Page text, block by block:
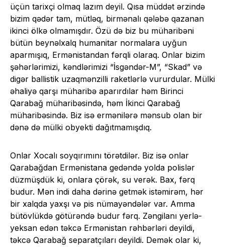
üçün tarixçi olmaq lazım deyil. Qısa müddət ərzində
bizim qədər tam, mütləq, birmənalı qələbə qazanan
ikinci ölkə olmamışdır. Özü də biz bu müharibəni
bütün beynəlxalq humanitar normalara uyğun
aparmışıq, Ermənistandan fərqli olaraq. Onlar bizim
şəhərlərimizi, kəndlərimizi “İsgəndər-M”, “Skad” və
digər ballistik uzaqmənzilli raketlərlə vururdular. Mülki
əhaliyə qarşı müharibə aparırdılar həm Birinci
Qarabağ müharibəsində, həm İkinci Qarabağ
müharibəsində. Biz isə ermənilərə mənsub olan bir
dənə də mülki obyekti dağıtmamışdıq.
Onlar Xocalı soyqırımını törətdilər. Biz isə onlar
Qarabağdan Ermənistana gedəndə yolda polislər
düzmüşdük ki, onlara çörək, su verək. Bax, fərq
budur. Mən indi daha dərinə getmək istəmirəm, hər
bir xalqda yaxşı və pis nümayəndələr var. Amma
bütövlükdə götürəndə budur fərq. Zəngilanı yerlə-
yeksan edən təkcə Ermənistan rəhbərləri deyildi,
təkcə Qarabağ separatçıları deyildi. Demək olar ki,